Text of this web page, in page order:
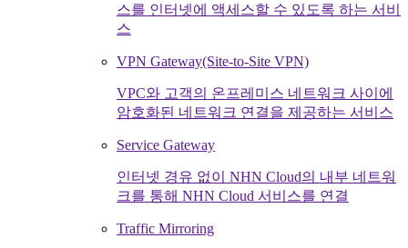
스를 인터넷에 액세스할 수 있도록 하는 서비
스
VPN Gateway(Site-to-Site VPN)
VPC와 고객의 온프레미스 네트워크 사이에
암호화된 네트워크 연결을 제공하는 서비스
Service Gateway
인터넷 경유 없이 NHN Cloud의 내부 네트워
크를 통해 NHN Cloud 서비스를 연결
Traffic Mirroring